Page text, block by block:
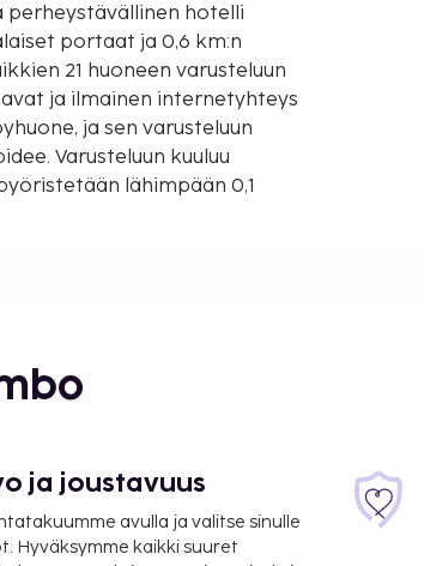
portaat ja 0,6 km:n
21 huoneen varusteluun
ja ilmainen internetyhteys
ja sen varusteluun
Varusteluun kuuluu
lähimpään 0,1
0,4 mi
ja joustavuus
avulla ja valitse sinulle
Hyväksymme kaikki suuret